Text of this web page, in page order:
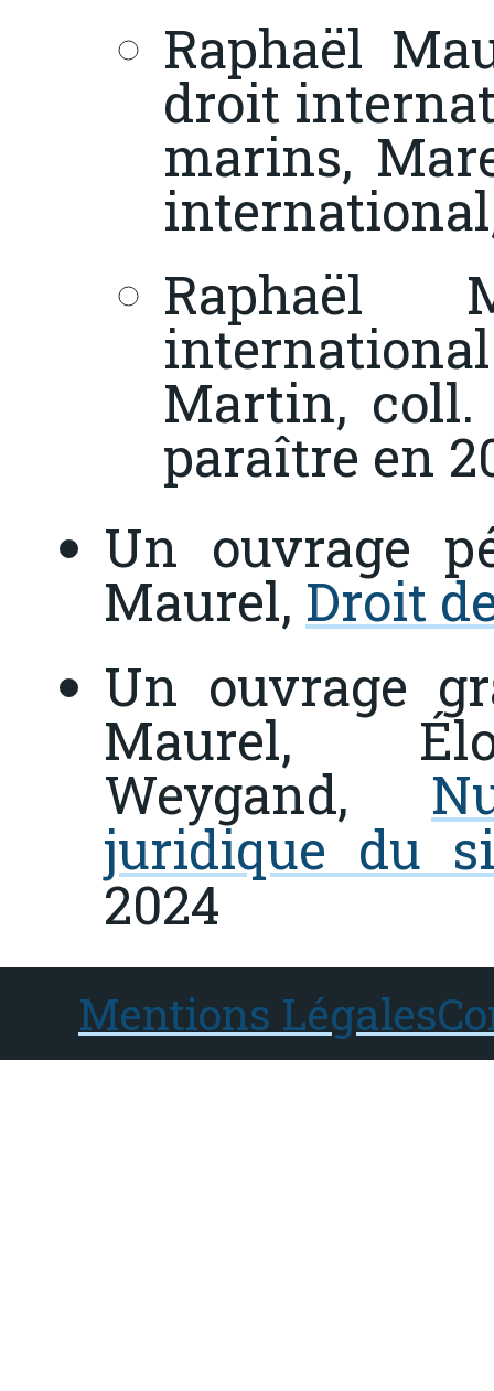
Raphaël
droit
marins,
Raphaël
Martin,
paraître en
Un ouvrage
Maurel, Droit
Un ouvrage
Maurel,
Weygand,
juridique du
2024
Mentions Légales